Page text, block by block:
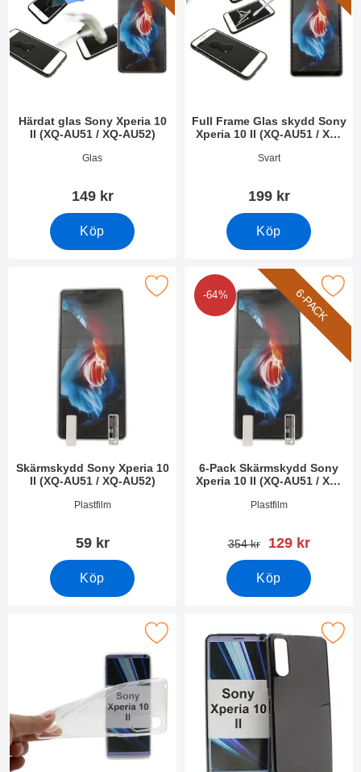
Härdat glas Sony Xperia 10
II (XQ-AU51 / XQ-AU52)
Glas
149 kr
Köp
Full Frame Glas skydd Sony
Xperia 10 II (XQ-AU51 / XQ-
Art. nr 36281Svart
199 kr
Köp
Skärmskydd Sony Xperia 10
II (XQ-AU51 / XQ-AU52)
Art. nr 36278Plastfilm
59 kr
Köp
Sony Xperia 10 II (XQ-AU51 / XQ-AU52) som favorit
6-PACK
-64%
6-Pack Skärmskydd Sony
Xperia 10 II (XQ-AU51 / XQ-
Art. nr 36277Plastfilm
tidigare pris
354 kr rea pris
129 kr
Köp
Makera 6-Pack Skärmskydd Sony Xperia 10
TPU skal Sony Xperia 10 II (XQ-AU51 / XQ-AU52) som
Makera tPU skal Sony Xperia 10 II